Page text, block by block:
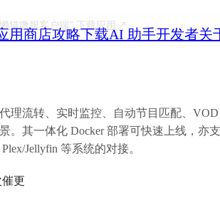
用商店攻略下载AI 助手开发者关
猫微服客户端”下载应用
理流转、实时监控、自动节目匹配、
。其一体化 Docker 部署可快速上线，亦
Jellyfin 等系统的对接。
催更